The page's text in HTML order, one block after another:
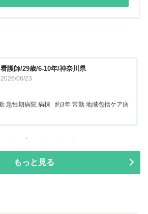
看護師/29歳/6-10年/神奈川県
2026/06/23
急性期病院 病棟 約3年 常勤 地域包括ケア病
もっと見る